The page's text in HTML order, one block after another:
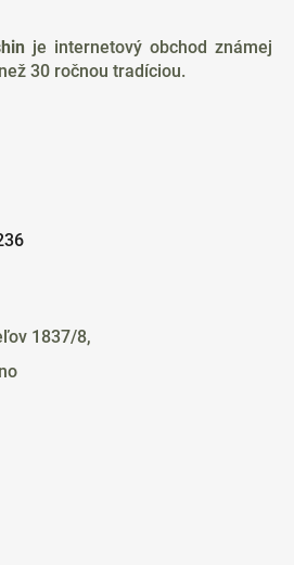
je internetový obchod známej
30 ročnou tradíciou.
1837/8,